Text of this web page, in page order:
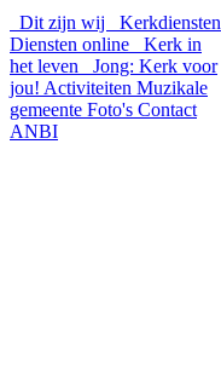
Dit zijn wij
Kerkdiensten
Diensten online
Kerk in
het leven
Jong: Kerk voor
jou! Activiteiten Muzikale
gemeente Foto's Contact
ANBI